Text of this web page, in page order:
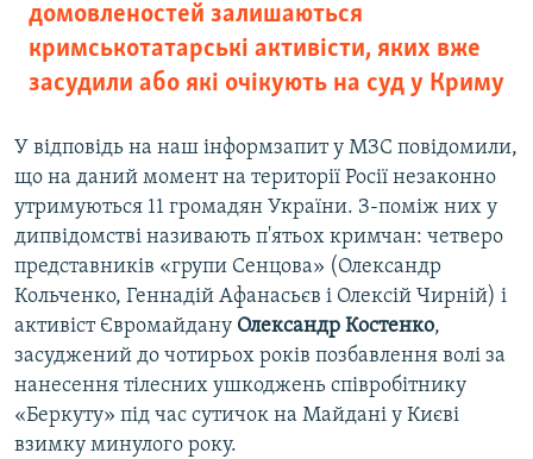
домовленостей залишаються
кримськотатарські активісти, яких вже
засудили або які очікують на суд у Криму
У відповідь на наш інформзапит у МЗС повідомили,
що на даний момент на території Росії незаконно
утримуються 11 громадян України. З-поміж них у
дипвідомстві називають п'ятьох кримчан: четверо
представників «групи Сенцова» (Олександр
Кольченко, Геннадій Афанасьєв і Олексій Чирній) і
активіст Євромайдану Олександр Костенко,
засуджений до чотирьох років позбавлення волі за
нанесення тілесних ушкоджень співробітнику
«Беркуту» під час сутичок на Майдані у Києві
взимку минулого року.